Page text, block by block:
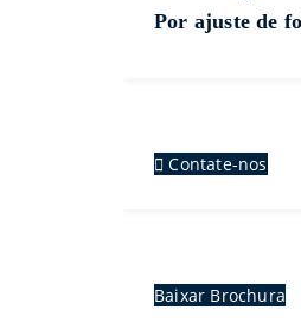
Por ajuste de
Contate-nos
Baixar Brochura